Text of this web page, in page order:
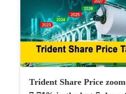
Trident Share Price